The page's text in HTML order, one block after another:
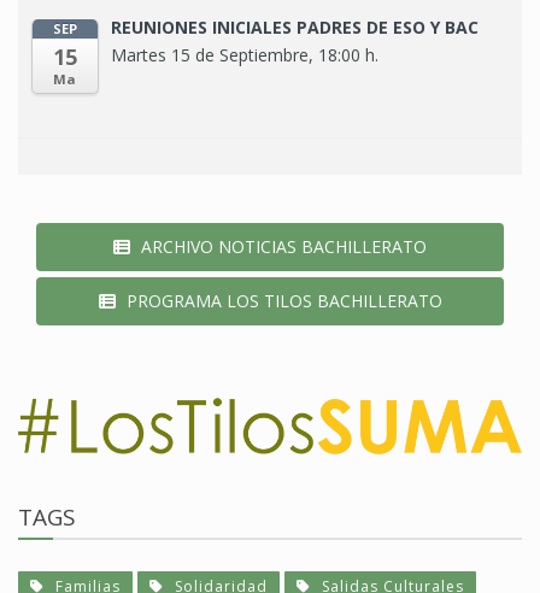
SEP
15
Ma
REUNIONES INICIALES PADRES DE ESO Y BAC
Martes 15 de Septiembre, 18:00 h.
ARCHIVO NOTICIAS BACHILLERATO
PROGRAMA LOS TILOS BACHILLERATO
TAGS
Familias Solidaridad Salidas Culturales